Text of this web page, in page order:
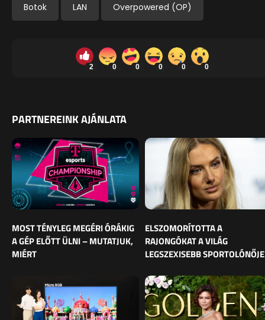
Botok LAN Overpowered (OP)
2 0 0 0 0 0
PARTNEREINK AJÁNLATA
MOST TÉNYLEG MEGÉRI ÓRÁKIG
A GÉP ELŐTT ÜLNI – MUTATJUK,
MIÉRT
ELSZOMORÍTOTTA A
RAJONGÓKAT A VILÁG
LEGSZEXISEBB SPORTOLÓNŐJE